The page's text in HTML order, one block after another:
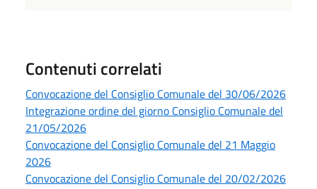
Contenuti correlati
Convocazione del Consiglio Comunale del 30/06/2026
Integrazione ordine del giorno Consiglio Comunale del
21/05/2026
Convocazione del Consiglio Comunale del 21 Maggio
2026
Convocazione del Consiglio Comunale del 20/02/2026